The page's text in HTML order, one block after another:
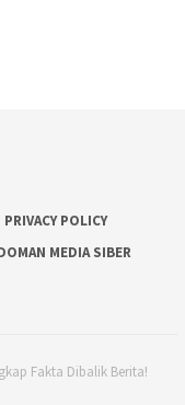
PRIVACY POLICY
MEDIA SIBER
Fakta Dibalik Berita!